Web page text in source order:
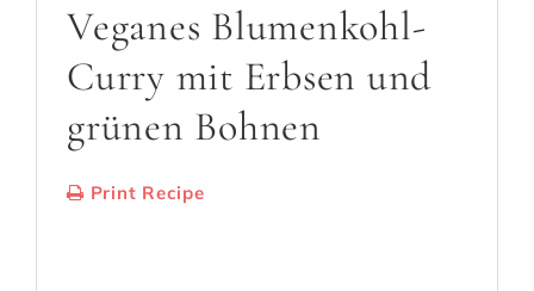
Veganes Blumenkohl-
Curry mit Erbsen und
grünen Bohnen
Print Recipe